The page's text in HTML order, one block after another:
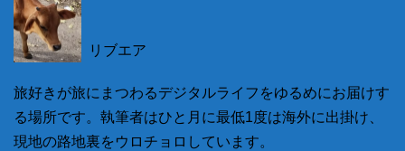
リブエア
旅好きが旅にまつわるデジタルライフをゆるめにお届けす
る場所です。執筆者はひと月に最低1度は海外に出掛け、
現地の路地裏をウロチョロしています。